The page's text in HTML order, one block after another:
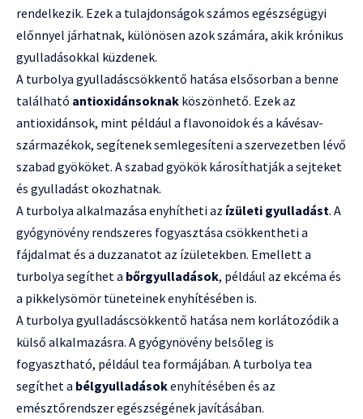
rendelkezik. Ezek a tulajdonságok számos egészségügyi
előnnyel járhatnak, különösen azok számára, akik krónikus
gyulladásokkal küzdenek.
A turbolya gyulladáscsökkentő hatása elsősorban a benne
található antioxidánsoknak köszönhető. Ezek az
antioxidánsok, mint például a flavonoidok és a kávésav-
származékok, segítenek semlegesíteni a szervezetben lévő
szabad gyököket. A szabad gyökök károsíthatják a sejteket
és gyulladást okozhatnak.
A turbolya alkalmazása enyhítheti az ízületi gyulladást. A
gyógynövény rendszeres fogyasztása csökkentheti a
fájdalmat és a duzzanatot az ízületekben. Emellett a
turbolya segíthet a bőrgyulladások, például az ekcéma és
a pikkelysömör tüneteinek enyhítésében is.
A turbolya gyulladáscsökkentő hatása nem korlátozódik a
külső alkalmazásra. A gyógynövény belsőleg is
fogyasztható, például tea formájában. A turbolya tea
segíthet a bélgyulladásokenyhítésében és az
emésztőrendszer egészségének javításában.